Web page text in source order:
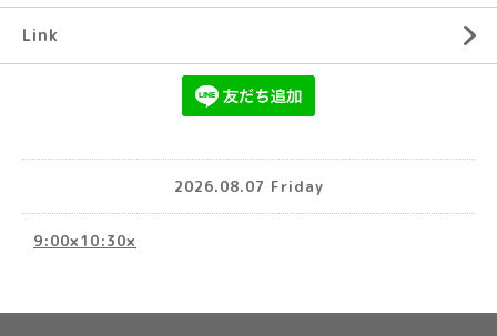
Link
2026.08.07 Friday
9:00×10:30×